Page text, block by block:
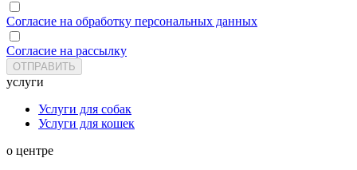
Согласие на обработку персональных данных
Согласие на рассылку
услуги
Услуги для собак
Услуги для кошек
о центре